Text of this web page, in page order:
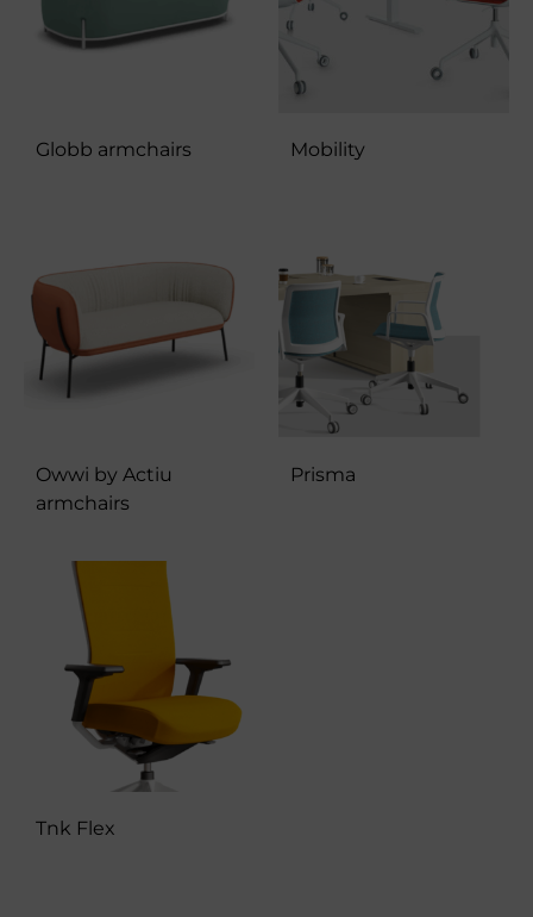
Globb armchairs Mobility
Owwi by Actiu
armchairs
Prisma
Tnk Flex